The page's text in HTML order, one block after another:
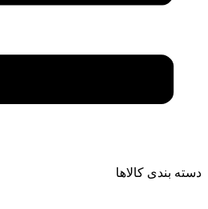
دسته بندی کالاها